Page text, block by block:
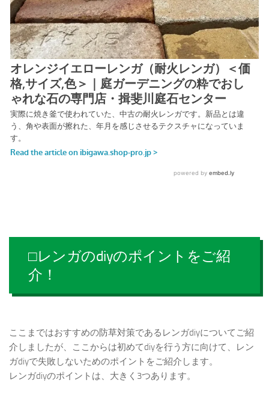
□レンガのdiyのポイントをご紹
介！
ここまではおすすめの防草対策であるレンガdiyについてご紹
介しましたが、ここからは初めてdiyを行う方に向けて、レン
ガdiyで失敗しないためのポイントをご紹介します。
レンガdiyのポイントは、大きく3つあります。